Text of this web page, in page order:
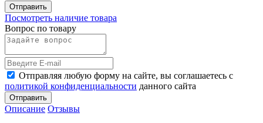
Отправить
Посмотреть наличие товара
Вопрос по товару
Отправляя любую форму на сайте, вы соглашаетесь с
политикой конфиденциальности данного сайта
Отправить
Описание Отзывы